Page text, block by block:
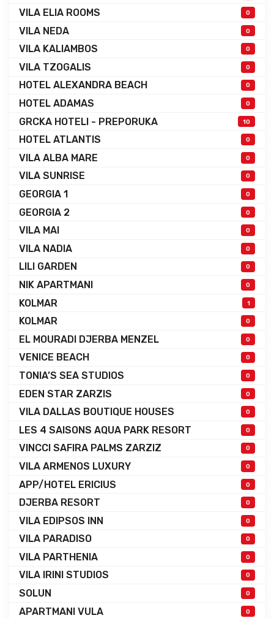
VILA ELIA ROOMS 0
VILA NEDA 0
VILA KALIAMBOS 0
VILA TZOGALIS 0
HOTEL ALEXANDRA BEACH 0
HOTEL ADAMAS 0
GRCKA HOTELI - PREPORUKA 10
HOTEL ATLANTIS 0
VILA ALBA MARE 0
VILA SUNRISE 0
GEORGIA 1 0
GEORGIA 2 0
VILA MAI 0
VILA NADIA 0
LILI GARDEN 0
NIK APARTMANI 0
KOLMAR 1
KOLMAR 0
EL MOURADI DJERBA MENZEL 0
VENICE BEACH 0
TONIA’S SEA STUDIOS 0
EDEN STAR ZARZIS 0
VILA DALLAS BOUTIQUE HOUSES 0
LES 4 SAISONS AQUA PARK RESORT 0
VINCCI SAFIRA PALMS ZARZIZ 0
VILA ARMENOS LUXURY 0
APP/HOTEL ERICIUS 0
DJERBA RESORT 0
VILA EDIPSOS INN 0
VILA PARADISO 0
VILA PARTHENIA 0
VILA IRINI STUDIOS 0
SOLUN 0
APARTMANI VULA 0